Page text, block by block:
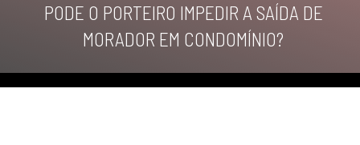
PODE O PORTEIRO IMPEDIR A SAÍDA DE
MORADOR EM CONDOMÍNIO?